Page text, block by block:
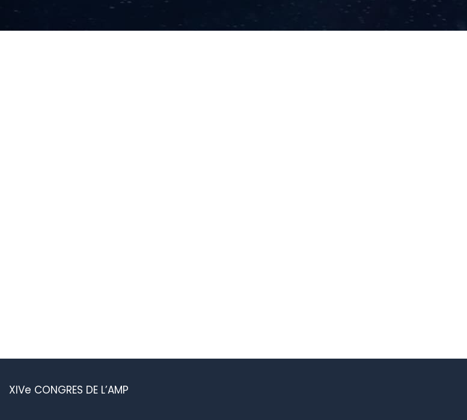
XIVe CONGRES DE L’AMP